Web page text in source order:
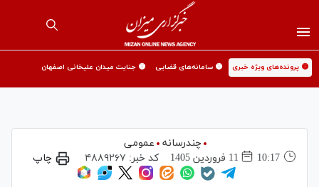
🟡 پرونده‌های ویژه خبری 🟡 سامانه‌های قضایی 🟡 جنایت میدان علیخانی اصفهان
چندرسانه
عمومی
10:17
11 فروردين 1405 کد خبر: ۴۸۸۹۲۶۷ چاپ